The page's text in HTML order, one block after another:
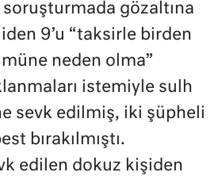
gözaltına
9’u “taksirle birden
neden olma”
istemiyle sulh
sevk edilmiş, iki şüpheli
bırakılmıştı.
edilen dokuz kişiden